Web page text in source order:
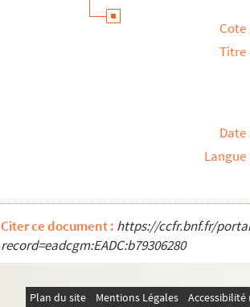
Cote
Titre
Date
Langue
Citer ce document : https://ccfr.bnf.fr/
record=eadcgm:EADC:b79306280
Plan du site Mentions Légales